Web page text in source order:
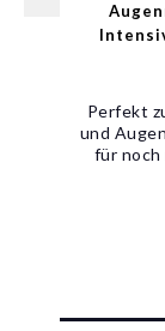
Perfekt
und
für noch